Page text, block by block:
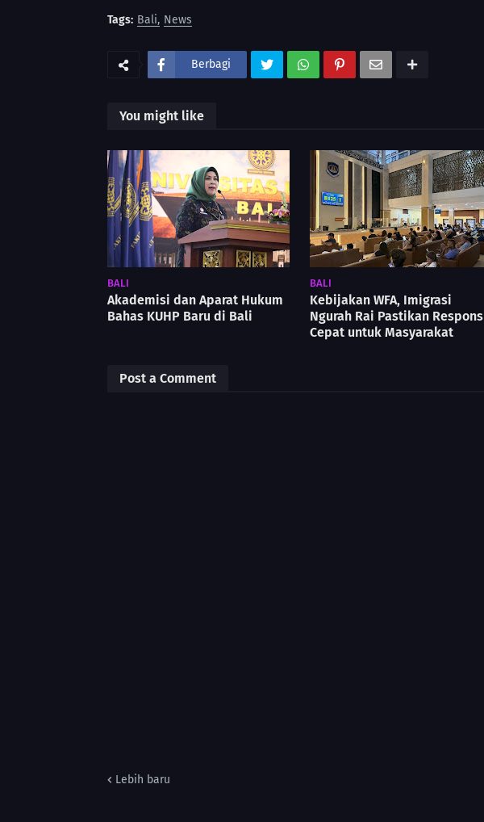
Tags: Bali News
Berbagi
You might like
BALI
Akademisi dan Aparat Hukum
Bahas KUHP Baru di Bali
BALI
Kebijakan WFA, Imigrasi
Ngurah Rai Pastikan Respons
Cepat untuk Masyarakat
Post a Comment
Lebih baru